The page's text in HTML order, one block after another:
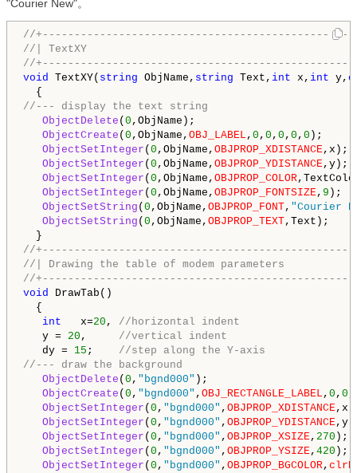
"Courier New"。
//
//| TextXY
//
void TextXY( string ObjName, string Text, int x, int y,
//--- display the text string
ObjectDelete ( 0 ,ObjName);
ObjectCreate ( 0 ,ObjName, OBJ_LABEL , 0 , 0 , 0 , 0 , 0 );
ObjectSetInteger ( 0 ,ObjName, OBJPROP_XDISTANCE,x);
ObjectSetInteger ( 0 ,ObjName, OBJPROP_YDISTANCE,y);
ObjectSetInteger ( 0 ,ObjName, OBJPROP_COLOR
ObjectSetInteger ( 0 ,ObjName, OBJPROP_FONTSIZE, 9 );
ObjectSetString ( 0 ,ObjName, OBJPROP_FONT, "Courier
ObjectSetString ( 0 ,ObjName, OBJPROP_TEXT,Text);
//
//| Drawing the table of modem parameters
//
void DrawTab()
{
int x=20 , //horizontal indent
y = 20 , //vertical indent
dy = 15 ; //step along the Y-axis
//--- draw the background
ObjectDelete ( 0 , "bgnd000" );
ObjectCreate ( 0 , "bgnd000" , OBJ_RECTANGLE_LABEL , 0 , 0
ObjectSetInteger ( 0 , "bgnd000" , OBJPROP_XDISTANCE,x-
ObjectSetInteger ( 0 , "bgnd000" , OBJPROP_YDISTANCE,y-
ObjectSetInteger ( 0 , "bgnd000" , OBJPROP_XSIZE, 270 );
ObjectSetInteger ( 0 , "bgnd000" , OBJPROP_YSIZE, 420 );
ObjectSetInteger ( 0 , "bgnd000" , OBJPROP_BGCOLOR,